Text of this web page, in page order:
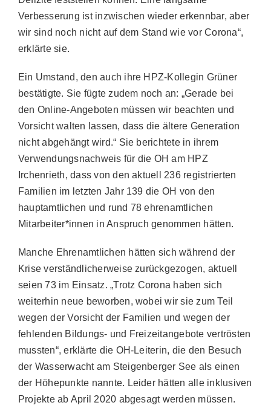
Verbesserung ist inzwischen wieder erkennbar, aber
wir sind noch nicht auf dem Stand wie vor Corona“,
erklärte sie.
Ein Umstand, den auch ihre HPZ-Kollegin Grüner
bestätigte. Sie fügte zudem noch an: „Gerade bei
den Online-Angeboten müssen wir beachten und
Vorsicht walten lassen, dass die ältere Generation
nicht abgehängt wird.“ Sie berichtete in ihrem
Verwendungsnachweis für die OH am HPZ
Irchenrieth, dass von den aktuell 236 registrierten
Familien im letzten Jahr 139 die OH von den
hauptamtlichen und rund 78 ehrenamtlichen
Mitarbeiter*innen in Anspruch genommen hätten.
Manche Ehrenamtlichen hätten sich während der
Krise verständlicherweise zurückgezogen, aktuell
seien 73 im Einsatz. „Trotz Corona haben sich
weiterhin neue beworben, wobei wir sie zum Teil
wegen der Vorsicht der Familien und wegen der
fehlenden Bildungs- und Freizeitangebote vertrösten
mussten“, erklärte die OH-Leiterin, die den Besuch
der Wasserwacht am Steigenberger See als einen
der Höhepunkte nannte. Leider hätten alle inklusiven
Projekte ab April 2020 abgesagt werden müssen.